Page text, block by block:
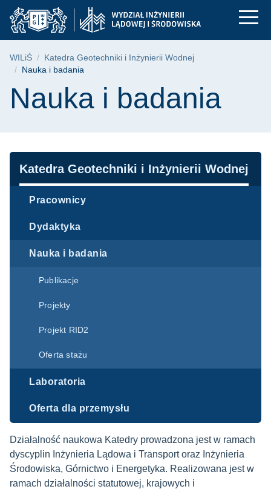
Przejdź
do
menu
głównego
Przejdź
do
wyszukiwarki
Przejdź
do
treści
Nauka i badania |
Ścieżka nawigacyjna
WILiŚ
Katedra Geotechniki i Inżynierii Wodnej
Nauka i badania
Treść strony
Nauka i badania
Nawigacja
Katedra Geotechniki i Inżynierii Wodnej
Pracownicy
Dydaktyka
Nauka i badania
Publikacje
Projekty
Projekt RID2
Oferta stażu
Laboratoria
Oferta dla przemysłu
Działalność naukowa Katedry prowadzona jest w ramach
dyscyplin Inżynieria Lądowa i Transport oraz Inżynieria
Środowiska, Górnictwo i Energetyka. Realizowana jest w
ramach działalności statutowej, krajowych i